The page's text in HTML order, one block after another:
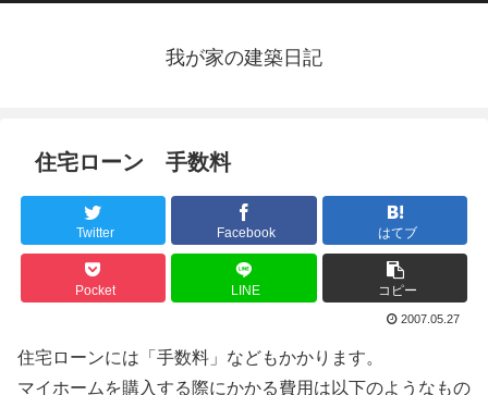
我が家の建築日記
住宅ローン 手数料
Twitter Facebook はてブ
Pocket LINE コピー
2007.05.27
住宅ローンには「手数料」などもかかります。
マイホームを購入する際にかかる費用は以下のようなもの